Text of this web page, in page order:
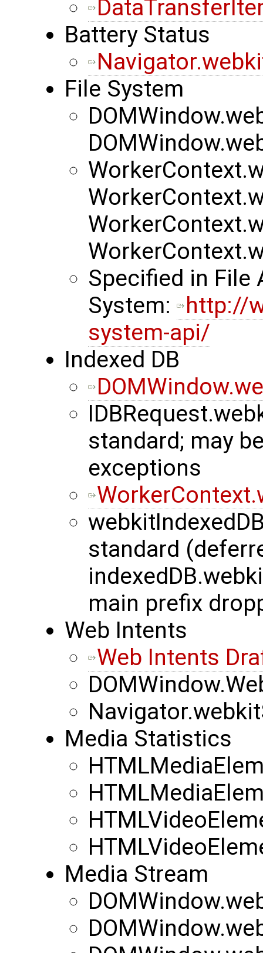
Battery Status
File System
Specified in File
System:
http://
system-api/
Indexed DB
standard; may
exceptions
standard
main prefix
Web Intents
Web Intents
Media Statistics
Media Stream